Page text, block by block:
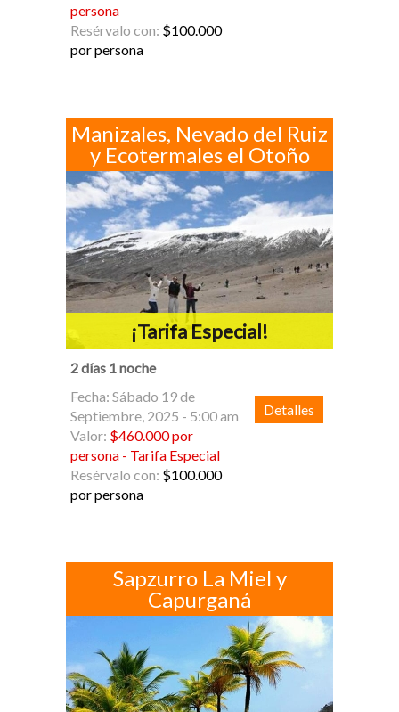
persona
Resérvalo con: $100.000
por persona
Manizales, Nevado del Ruiz
y Ecotermales el Otoño
¡Tarifa Especial!
2 días 1 noche
Fecha: Sábado 19 de
Septiembre, 2025 - 5:00 am
Valor: $460.000 por
persona - Tarifa Especial
Resérvalo con: $100.000
por persona
Detalles
Sapzurro La Miel y
Capurganá